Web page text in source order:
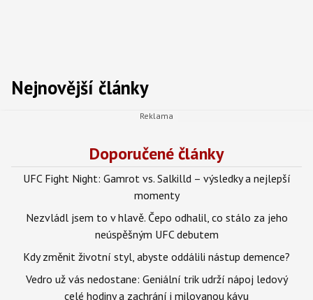
Nejnovější články
Doporučené články
UFC Fight Night: Gamrot vs. Salkilld – výsledky a nejlepší
momenty
Nezvládl jsem to v hlavě. Čepo odhalil, co stálo za jeho
neúspěšným UFC debutem
Kdy změnit životní styl, abyste oddálili nástup demence?
Vedro už vás nedostane: Geniální trik udrží nápoj ledový
celé hodiny a zachrání i milovanou kávu